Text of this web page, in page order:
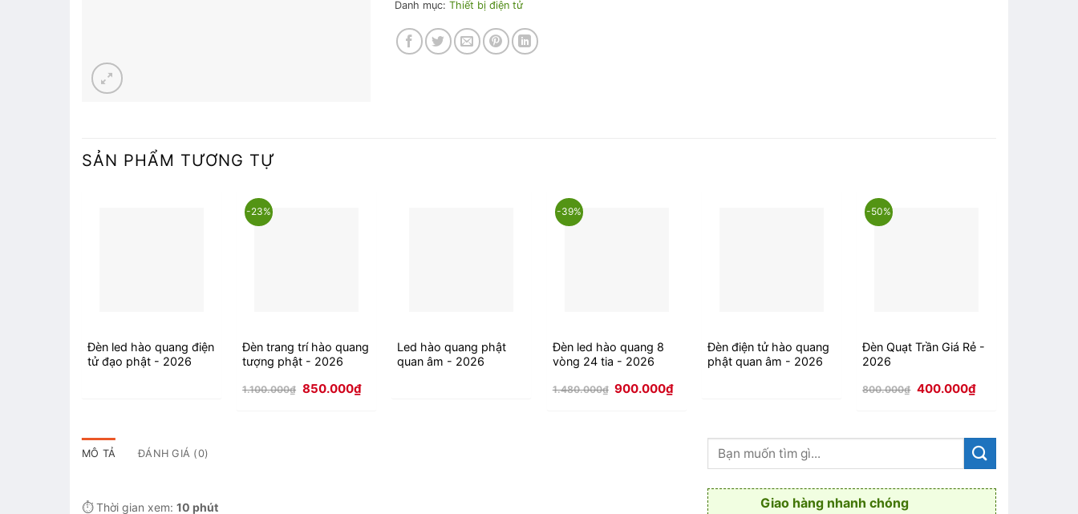
Danh mục: Thiết bị điện tử
SẢN PHẨM TƯƠNG TỰ
Đèn led hào quang điện
tử đạo phật - 2026
-23%
Đèn trang trí hào quang
tượng phật - 2026
1.100.000₫ Giá
gốc
850.000₫Giá
hiện
Led hào quang phật
quan âm - 2026
-39%
Đèn led hào quang 8
vòng 24 tia - 2026
1.480.000₫ Giá
gốc
900.000₫Giá
Đèn điện tử hào quang
phật quan âm - 2026
-50%
Đèn Quạt Trần Giá Rẻ -
2026
800.000₫ Giá
gốc
400.000₫Giá
MÔ TẢ ĐÁNH GIÁ (0)
⏱️ Thời gian xem: 10 phút Giao hàng nhanh chóng